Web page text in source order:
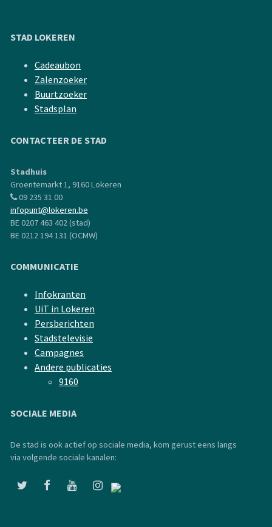
STAD LOKEREN
Cadeaubon
Zalenzoeker
Buurtzoeker
Stadsplan
CONTACTEER DE STAD
Stadhuis
Groentemarkt 1, 9160 Lokeren
09 235 31 00
infopunt@lokeren.be
BE 0207 463 402 (stad)
BE 0212 194 131 (OCMW)
COMMUNICATIE
Infokranten
UiT in Lokeren
Persberichten
Stadstelevisie
Campagnes
Andere publicaties
9160
SOCIALE MEDIA
De stad is ook actief op sociale media, kom gerust eens langs
via volgende sociale kanalen: